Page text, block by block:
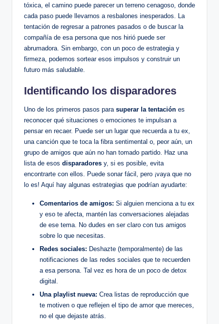
tóxica, el camino puede parecer un terreno cenagoso, donde
cada paso puede llevarnos a resbalones inesperados. La
tentación de regresar a patrones pasados o de buscar la
compañía de esa persona que nos hirió puede ser
abrumadora. Sin embargo, con un poco de estrategia y
firmeza, podemos sortear esos impulsos y construir un
futuro más saludable.
Identificando los disparadores
Uno de los primeros pasos para superar la tentación es
reconocer qué situaciones o emociones te impulsan a
pensar en recaer. Puede ser un lugar que recuerda a tu ex,
una canción que te toca la fibra sentimental o, peor aún, un
grupo de amigos que aún no han tomado partido. Haz una
lista de esos disparadores y, si es posible, evita
encontrarte con ellos. Puede sonar fácil, pero ¡vaya que no
lo es! Aquí hay algunas estrategias que podrían ayudarte:
Comentarios de amigos: Si alguien menciona a tu ex
y eso te afecta, mantén las conversaciones alejadas
de ese tema. No dudes en ser claro con tus amigos
sobre lo que necesitas.
Redes sociales: Deshazte (temporalmente) de las
notificaciones de las redes sociales que te recuerden
a esa persona. Tal vez es hora de un poco de detox
digital.
Una playlist nueva: Crea listas de reproducción que
te motiven o que reflejen el tipo de amor que mereces,
no el que dejaste atrás.